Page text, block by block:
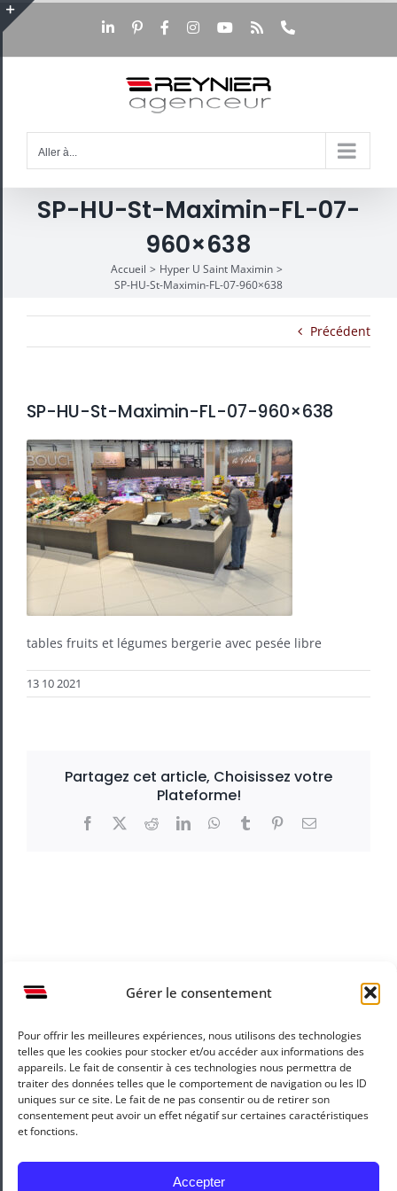
Gérer le consentement
Pour offrir les meilleures expériences, nous utilisons des technologies
telles que les cookies pour stocker et/ou accéder aux informations des
appareils. Le fait de consentir à ces technologies nous permettra de
traiter des données telles que le comportement de navigation ou les ID
uniques sur ce site. Le fait de ne pas consentir ou de retirer son
consentement peut avoir un effet négatif sur certaines caractéristiques
et fonctions.
Accepter
Passer
au
LinkedInPinterestFacebookInstagramYouTube
Rss
Aller à...
SP-HU-St-Maximin-FL-07-
960×638
Accueil
Hyper U Saint Maximin
SP-HU-St-Maximin-FL-07-960×638
Précédent
SP-HU-St-Maximin-FL-07-960×638
tables fruits et légumes bergerie avec pesée libre
13 10 2021
Partagez cet article, Choisissez votre
Plateforme!
Facebook RedditLinkedInWhatsApp
Tumblr PinterestEmail
Mentions légales Recrutement
de
coulissante